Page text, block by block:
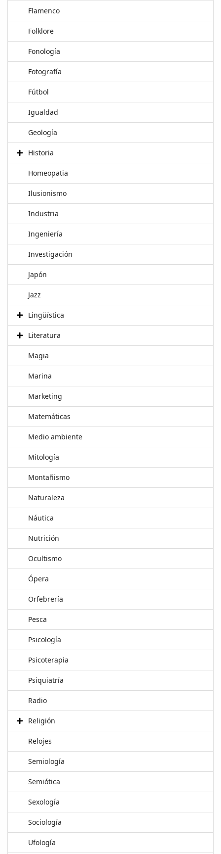
Flamenco
Folklore
Fonología
Fotografía
Fútbol
Igualdad
Geología
Historia
Homeopatia
Ilusionismo
Industria
Ingeniería
Investigación
Japón
Jazz
Lingüística
Literatura
Magia
Marina
Marketing
Matemáticas
Medio ambiente
Mitología
Montañismo
Naturaleza
Náutica
Nutrición
Ocultismo
Ópera
Orfebrería
Pesca
Psicología
Psicoterapia
Psiquiatría
Radio
Religión
Relojes
Semiología
Semiótica
Sexología
Sociología
Ufología